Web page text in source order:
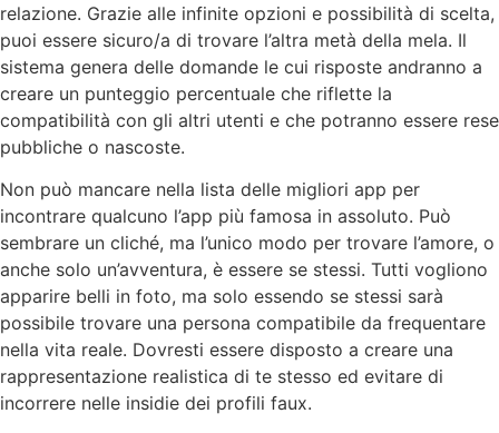
relazione. Grazie alle infinite opzioni e possibilità di scelta,
puoi essere sicuro/a di trovare l’altra metà della mela. Il
sistema genera delle domande le cui risposte andranno a
creare un punteggio percentuale che riflette la
compatibilità con gli altri utenti e che potranno essere rese
pubbliche o nascoste.
Non può mancare nella lista delle migliori app per
incontrare qualcuno l’app più famosa in assoluto. Può
sembrare un cliché, ma l’unico modo per trovare l’amore, o
anche solo un’avventura, è essere se stessi. Tutti vogliono
apparire belli in foto, ma solo essendo se stessi sarà
possibile trovare una persona compatibile da frequentare
nella vita reale. Dovresti essere disposto a creare una
rappresentazione realistica di te stesso ed evitare di
incorrere nelle insidie dei profili faux.